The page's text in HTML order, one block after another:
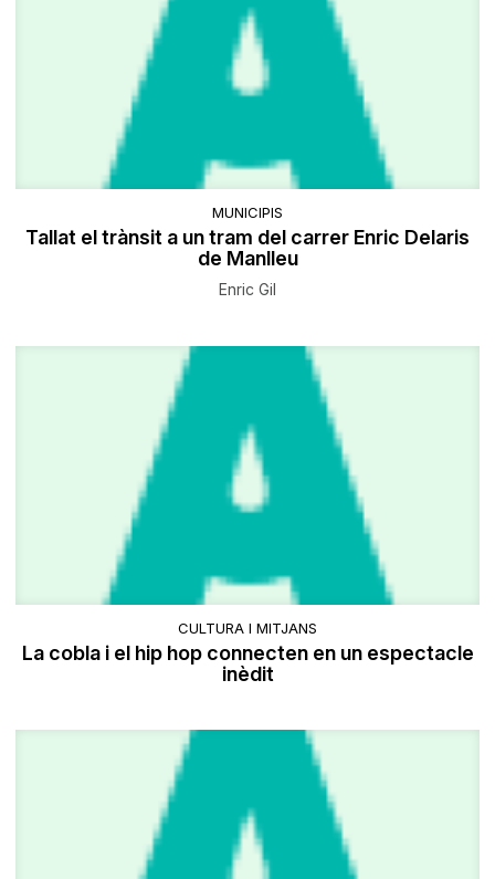
MUNICIPIS
Tallat el trànsit a un tram del carrer Enric Delaris
de Manlleu
Enric Gil
CULTURA I MITJANS
La cobla i el hip hop connecten en un espectacle
inèdit